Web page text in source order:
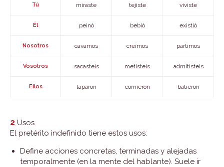
Tú miraste tejiste viviste
Él peinó bebió existió
Nosotros cavamos creímos partimos
Vosotros sacasteis metisteis admitisteis
Ellos taparon comieron batieron
2 Usos
El pretérito indefinido tiene estos usos:
Define acciones concretas, terminadas y alejadas
temporalmente (en la mente del hablante). Suele ir